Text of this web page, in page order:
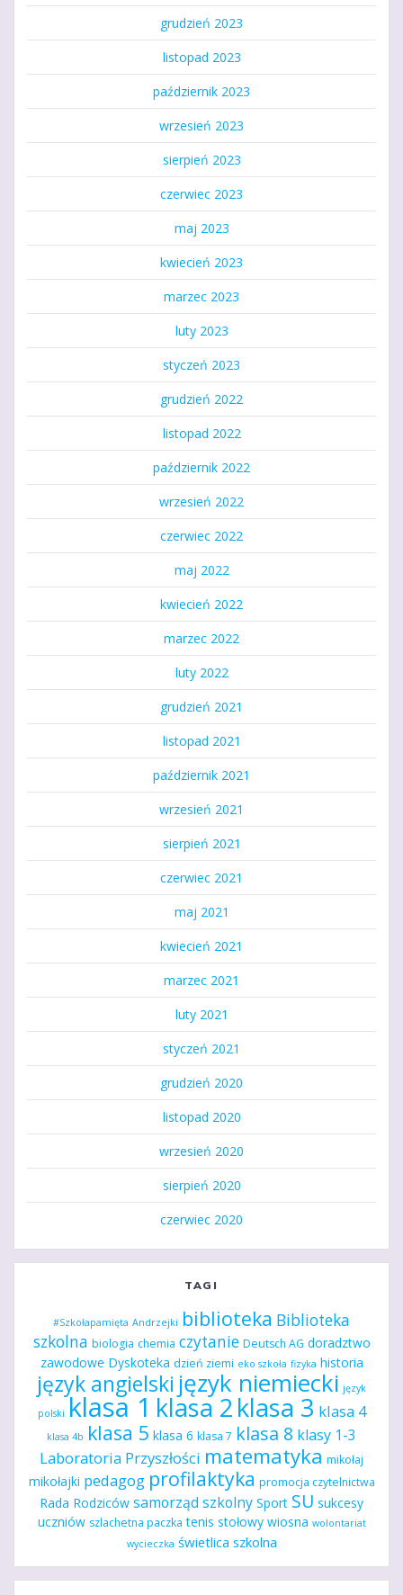
grudzień 2023
listopad 2023
październik 2023
wrzesień 2023
sierpień 2023
czerwiec 2023
maj 2023
kwiecień 2023
marzec 2023
luty 2023
styczeń 2023
grudzień 2022
listopad 2022
październik 2022
wrzesień 2022
czerwiec 2022
maj 2022
kwiecień 2022
marzec 2022
luty 2022
grudzień 2021
listopad 2021
październik 2021
wrzesień 2021
sierpień 2021
czerwiec 2021
maj 2021
kwiecień 2021
marzec 2021
luty 2021
styczeń 2021
grudzień 2020
listopad 2020
wrzesień 2020
sierpień 2020
czerwiec 2020
TAGI
#Szkołapamięta Andrzejki biblioteka Biblioteka
szkolna biologia chemia czytanie Deutsch AG doradztwo
zawodowe Dyskoteka dzień ziemi eko szkoła fizyka historia
język angielski język niemiecki język
polski klasa 1 klasa 2klasa 3 klasa 4
klasa 4b klasa 5 klasa 6 klasa 7 klasa 8 klasy 1-3
Laboratoria Przyszłości matematyka mikołaj
mikołajki pedagog profilaktyka promocja czytelnictwa
Rada Rodziców samorząd szkolny Sport SU sukcesy
uczniów szlachetna paczka tenis stołowy wiosna wolontariat
wycieczka świetlica szkolna